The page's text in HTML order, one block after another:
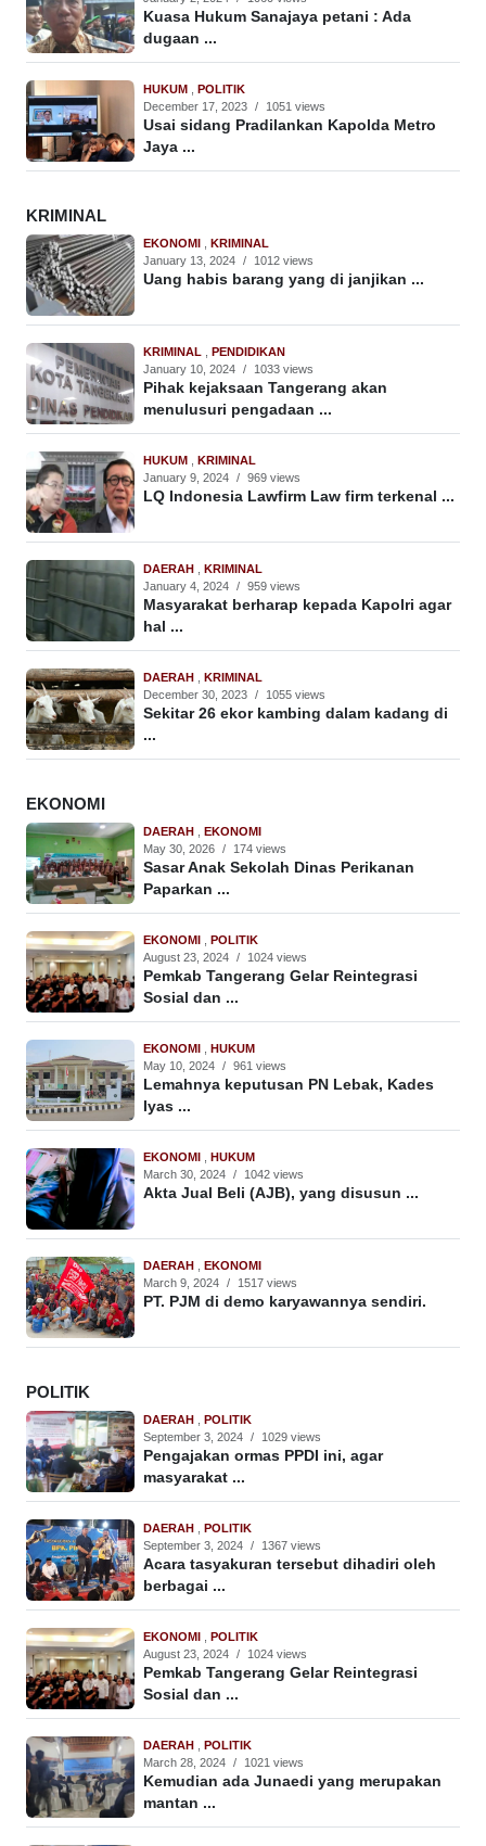
Kuasa Hukum Sanajaya petani : Ada
dugaan ...
HUKUM , POLITIK
December 17, 2023 / 1051 views
Usai sidang Pradilankan Kapolda Metro
Jaya ...
KRIMINAL
EKONOMI , KRIMINAL
January 13, 2024 / 1012 views
Uang habis barang yang di janjikan ...
KRIMINAL , PENDIDIKAN
January 10, 2024 / 1033 views
Pihak kejaksaan Tangerang akan
menulusuri pengadaan ...
HUKUM , KRIMINAL
January 9, 2024 / 969 views
LQ Indonesia Lawfirm Law firm terkenal ...
DAERAH , KRIMINAL
January 4, 2024 / 959 views
Masyarakat berharap kepada Kapolri agar
hal ...
DAERAH , KRIMINAL
December 30, 2023 / 1055 views
Sekitar 26 ekor kambing dalam kadang di
...
EKONOMI
DAERAH , EKONOMI
May 30, 2026 / 174 views
Sasar Anak Sekolah Dinas Perikanan
Paparkan ...
EKONOMI , POLITIK
August 23, 2024 / 1024 views
Pemkab Tangerang Gelar Reintegrasi
Sosial dan ...
EKONOMI , HUKUM
May 10, 2024 / 961 views
Lemahnya keputusan PN Lebak, Kades
Iyas ...
EKONOMI , HUKUM
March 30, 2024 / 1042 views
Akta Jual Beli (AJB), yang disusun ...
DAERAH , EKONOMI
March 9, 2024 / 1517 views
PT. PJM di demo karyawannya sendiri.
POLITIK
DAERAH , POLITIK
September 3, 2024 / 1029 views
Pengajakan ormas PPDI ini, agar
masyarakat ...
DAERAH , POLITIK
September 3, 2024 / 1367 views
Acara tasyakuran tersebut dihadiri oleh
berbagai ...
EKONOMI , POLITIK
August 23, 2024 / 1024 views
Pemkab Tangerang Gelar Reintegrasi
Sosial dan ...
DAERAH , POLITIK
March 28, 2024 / 1021 views
Kemudian ada Junaedi yang merupakan
mantan ...